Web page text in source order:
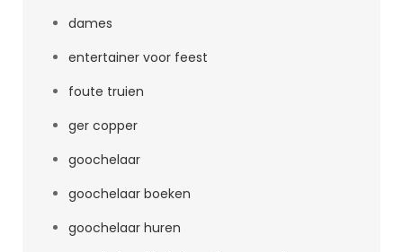
dames
entertainer voor feest
foute truien
ger copper
goochelaar
goochelaar boeken
goochelaar huren